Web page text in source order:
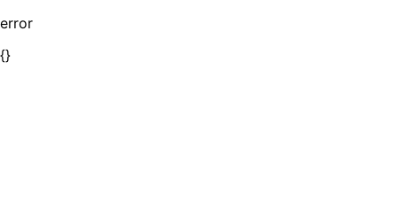
error
{}